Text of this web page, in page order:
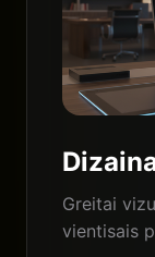
Greitai
vientisais